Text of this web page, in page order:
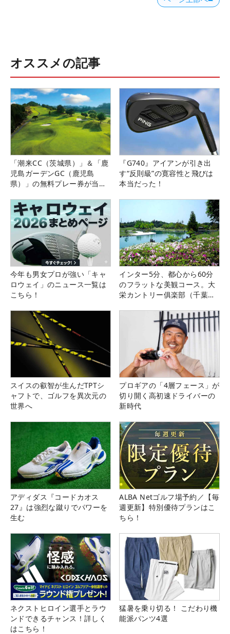
オススメの記事
「潮来CC（茨城県）」＆「鹿
児島ガーデンGC（鹿児島
県）」の無料プレー券が当た
『G740』アイアンが引き出
す“反則級”の寛容性と飛びは
本当だった！
今年も男女プロが強い「キャ
ロウェイ」のニュース一覧は
こちら！
インター5分、都心から60分
のフラットな美観コース。大
栄カントリー俱楽部（千葉
スイスの叡智が生んだTPTシ
ャフトで、ゴルフを異次元の
世界へ
プロギアの「4層フェース」が
切り開く高初速ドライバーの
新時代
アディダス『コードカオス
27』は強烈な蹴りでパワーを
生む
ALBA Netゴルフ場予約／【毎
週更新】特別優待プランはこ
ちら！
ネクストヒロイン選手とラウ
ンドできるチャンス！詳しく
はこちら！
猛暑を乗り切る！ こだわり機
能派パンツ4選